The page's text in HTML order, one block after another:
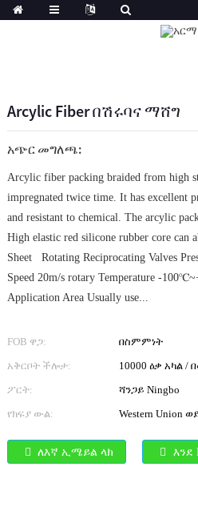
Arcylic Fiber በሽሩባና ማሸግ
አጭር መግለጫ:
Arcylic fiber packing braided from high
impregnated twice time. It has excellent
and resistant to chemical. The arcylic
High elastic red silicone rubber core can
Sheet Rotating Reciprocating Valves
Speed 20m/s rotary Temperature -
Application Area Usually use...
FOB ዋጋ:
በስምምነት
አቅርቦት ችሎታ:
10000 ዕቃ አካል /
ፖርት:
ሻንጋይ Ningbo
የክፍያ ውል:
Western Union
ለእኛ ኢሜይል ላክ እንደ